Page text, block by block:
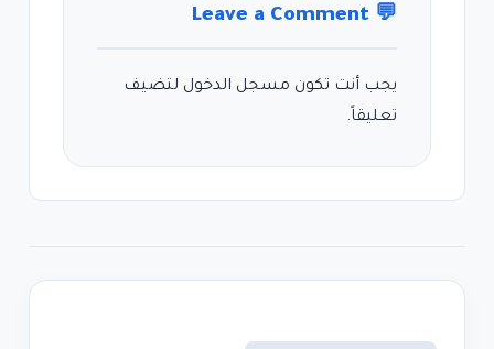
💬
Leave a Comment
يجب أنت تكون مسجل الدخول لتضيف
تعليقاً.